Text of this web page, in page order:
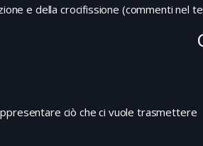
e della crocifissione (commenti nel
ciò che ci vuole trasmettere